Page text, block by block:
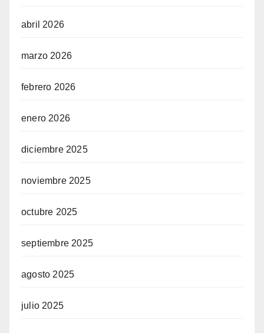
abril 2026
marzo 2026
febrero 2026
enero 2026
diciembre 2025
noviembre 2025
octubre 2025
septiembre 2025
agosto 2025
julio 2025